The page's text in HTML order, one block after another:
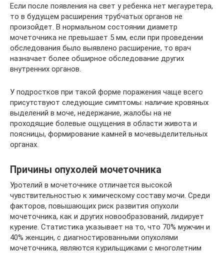
Если после появления на свет у ребенка нет мегауретера,
то в будущем расширения трубчатых органов не
произойдет. В нормальном состоянии диаметр
мочеточника не превышает 5 мм, если при проведении
обследования было выявлено расширение, то врач
назначает более обширное обследование других
внутренних органов.
У подростков при такой форме поражения чаще всего
присутствуют следующие симптомы: наличие кровяных
выделений в моче, недержание, жалобы на не
проходящие болевые ощущения в области живота и
поясницы, формирование камней в мочевыделительных
органах.
Причины опухолей мочеточника
Уротелий в мочеточнике отличается высокой
чувствительностью к химическому составу мочи. Среди
факторов, повышающих риск развития опухоли
мочеточника, как и других новообразований, лидирует
курение. Статистика указывает на то, что 70% мужчин и
40% женщин, с диагностированными опухолями
мочеточника, являются курильщиками с многолетним